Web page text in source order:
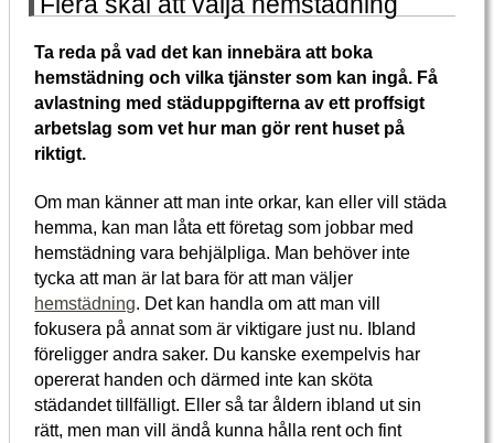
Ta reda på vad det kan innebära att boka
hemstädning och vilka tjänster som kan ingå. Få
avlastning med städuppgifterna av ett proffsigt
arbetslag som vet hur man gör rent huset på
riktigt.
Om man känner att man inte orkar, kan eller vill städa
hemma, kan man låta ett företag som jobbar med
hemstädning vara behjälpliga. Man behöver inte
tycka att man är lat bara för att man väljer
hemstädning. Det kan handla om att man vill
fokusera på annat som är viktigare just nu. Ibland
föreligger andra saker. Du kanske exempelvis har
opererat handen och därmed inte kan sköta
städandet tillfälligt. Eller så tar åldern ibland ut sin
rätt, men man vill ändå kunna hålla rent och fint